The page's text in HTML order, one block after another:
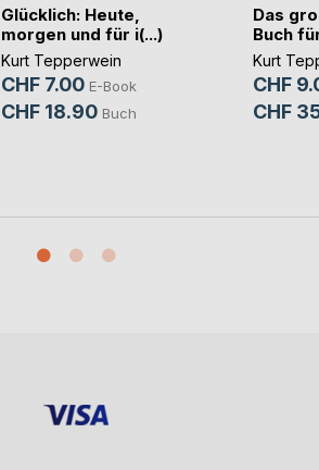
Glücklich: Heute,
morgen und für i(...)
Kurt Tepperwein
CHF 7.00 E-Book
CHF 18.90 Buch
Das
Buch
Kurt
CHF
CHF